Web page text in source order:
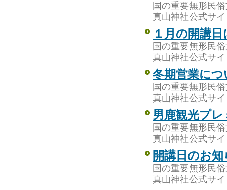
国の重要無形民
真山神社公式サ
１月の開講
国の重要無形民
真山神社公式サ
冬期営業につ
国の重要無形民
真山神社公式サ
男鹿観光プ
国の重要無形民
真山神社公式サ
開講日のお
国の重要無形民
真山神社公式サ